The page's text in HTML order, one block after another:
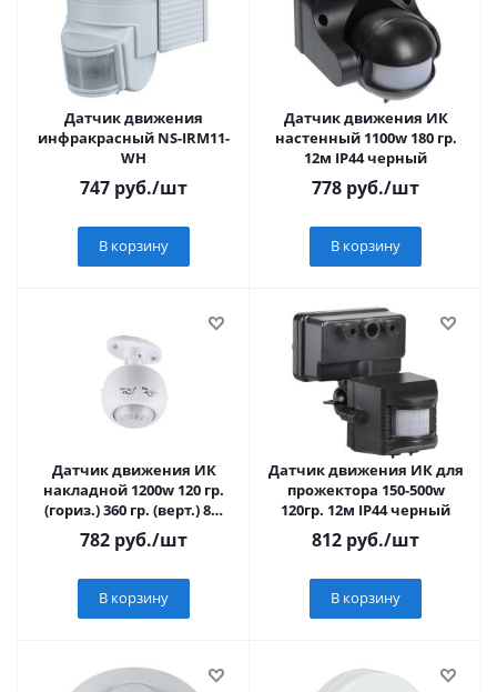
Датчик движения
инфракрасный NS-IRM11-
WH
747 руб./шт
В корзину
Датчик движения ИК
настенный 1100w 180 гр.
12м IP44 черный
778 руб./шт
В корзину
Датчик движения ИК
накладной 1200w 120 гр.
(гориз.) 360 гр. (верт.) 8м
IP20 поворотный белый
782 руб./шт
В корзину
Датчик движения ИК для
прожектора 150-500w
120гр. 12м IP44 черный
812 руб./шт
В корзину